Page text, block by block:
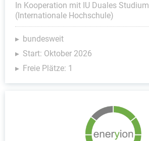
In Kooperation mit IU Duales Studium
(Internationale Hochschule)
bundesweit
Start: Oktober 2026
Freie Plätze: 1